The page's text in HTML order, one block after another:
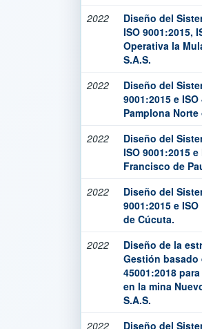
2022
Diseño del
ISO 9001:2015,
Operativa la
S.A.S.
2022
Diseño del
9001:2015 e
Pamplona
2022
Diseño del
ISO 9001:2015
Francisco de
2022
Diseño del
9001:2015 e
de Cúcuta.
2022
Diseño de la
Gestión basado
45001:2018
en la mina
S.A.S.
2022
Diseño del